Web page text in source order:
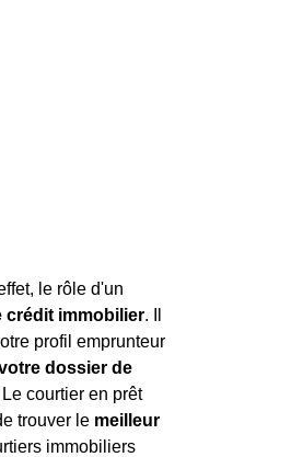
le rôle d'un
crédit immobilier. Il
profil emprunteur
dossier de
courtier en prêt
trouver le meilleur
immobiliers